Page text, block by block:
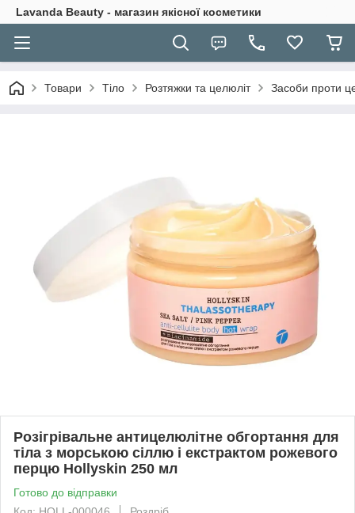
Lavanda Beauty - магазин якісної косметики
Товари Тіло Розтяжки та целюліт Засоби проти
Розігрівальне антицелюлітне обгортання для
тіла з морською сіллю і екстрактом рожевого
перцю Hollyskin 250 мл
Готово до відправки